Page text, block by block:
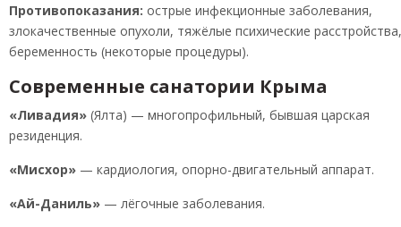
Противопоказания: острые инфекционные заболевания,
злокачественные опухоли, тяжёлые психические расстройства,
беременность (некоторые процедуры).
Современные санатории Крыма
«Ливадия» (Ялта) — многопрофильный, бывшая царская
резиденция.
«Мисхор» — кардиология, опорно-двигательный аппарат.
«Ай-Даниль» — лёгочные заболевания.